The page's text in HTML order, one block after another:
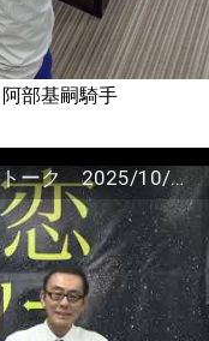
部基嗣騎手
モーニング展望。ジョッキーズトーク 2025/10/11